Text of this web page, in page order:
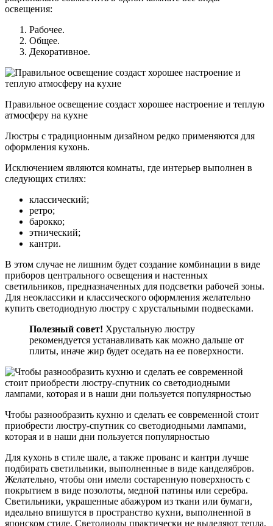
освещения:
Рабочее.
Общее.
Декоративное.
Правильное освещение создаст хорошее настроение и теплую
атмосферу на кухне
Люстры с традиционным дизайном редко применяются для
оформления кухонь.
Исключением являются комнаты, где интерьер выполнен в
следующих стилях:
классический;
ретро;
барокко;
этнический;
кантри.
В этом случае не лишним будет создание комбинации в виде
приборов центрального освещения и настенных
светильников, предназначенных для подсветки рабочей зоны.
Для неоклассики и классического оформления желательно
купить светодиодную люстру с хрустальными подвесками.
Полезный совет! Хрустальную люстру
рекомендуется устанавливать как можно дальше от
плиты, иначе жир будет оседать на ее поверхности.
Чтобы разнообразить кухню и сделать ее современной стоит
приобрести люстру-спутник со светодиодными лампами,
которая и в наши дни пользуется популярностью
Для кухонь в стиле шале, а также прованс и кантри лучше
подбирать светильники, выполненные в виде канделябров.
Желательно, чтобы они имели состаренную поверхность с
покрытием в виде позолоты, медной патины или серебра.
Светильники, украшенные абажуром из ткани или бумаги,
идеально впишутся в пространство кухни, выполненной в
японском стиле. Светодиоды практически не выделяют тепла,